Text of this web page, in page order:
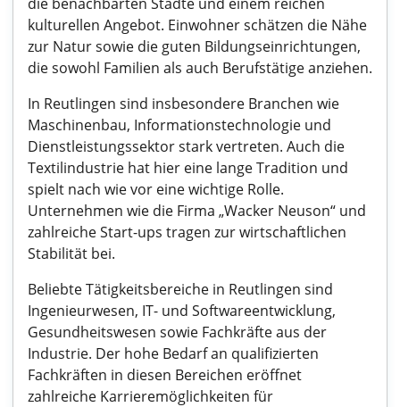
kulturellen Angebot. Einwohner schätzen die Nähe
zur Natur sowie die guten Bildungseinrichtungen,
die sowohl Familien als auch Berufstätige anziehen.
In Reutlingen sind insbesondere Branchen wie
Maschinenbau, Informationstechnologie und
Dienstleistungssektor stark vertreten. Auch die
Textilindustrie hat hier eine lange Tradition und
spielt nach wie vor eine wichtige Rolle.
Unternehmen wie die Firma „Wacker Neuson“ und
zahlreiche Start-ups tragen zur wirtschaftlichen
Stabilität bei.
Beliebte Tätigkeitsbereiche in Reutlingen sind
Ingenieurwesen, IT- und Softwareentwicklung,
Gesundheitswesen sowie Fachkräfte aus der
Industrie. Der hohe Bedarf an qualifizierten
Fachkräften in diesen Bereichen eröffnet
zahlreiche Karrieremöglichkeiten für